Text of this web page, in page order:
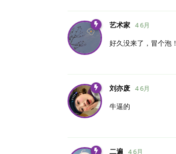
艺术家 4 6月
好久没来了，冒个泡！
刘亦废 4 6月
牛逼的
二遍 4 6月